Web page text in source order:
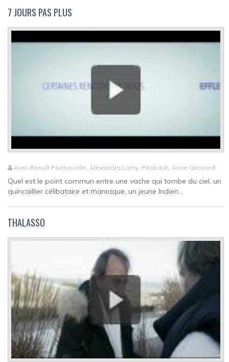
7 JOURS PAS PLUS
Avec Benoît Poelvoorde, Alexandra Lamy, Pitobash, Anne Girouard
Quel est le point commun entre une vache qui tombe du ciel, un
quincaillier célibataire et maniaque, un jeune Indien...
THALASSO